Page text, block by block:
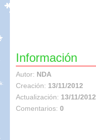
Información
Autor: NDA
Creación: 13/11/2012
Actualización: 13/11/2012
Comentarios: 0